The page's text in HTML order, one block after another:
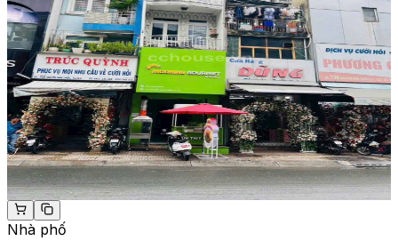
Nhà phố